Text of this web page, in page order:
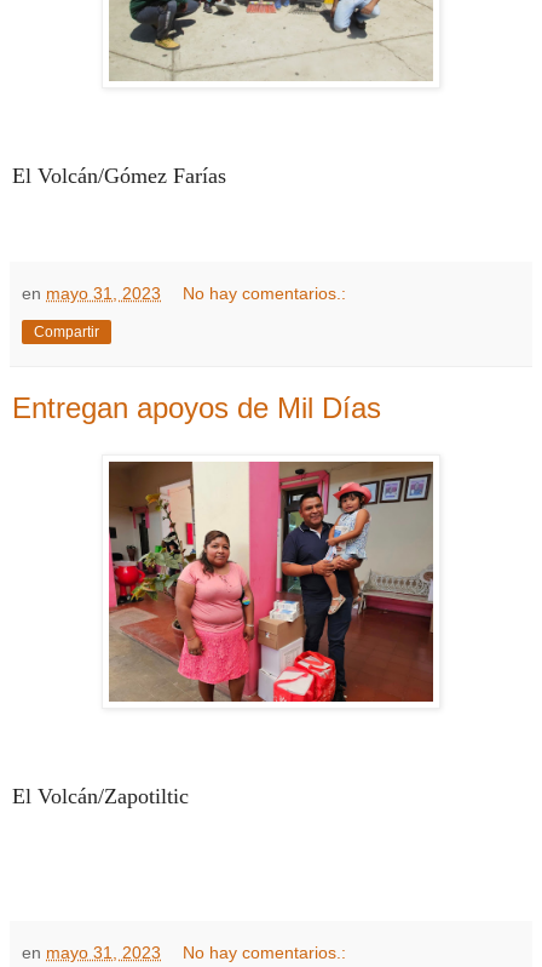
El Volcán/Gómez Farías
en mayo 31, 2023 No hay comentarios.:
Compartir
Entregan apoyos de Mil Días
El Volcán/Zapotiltic
en mayo 31, 2023 No hay comentarios.: